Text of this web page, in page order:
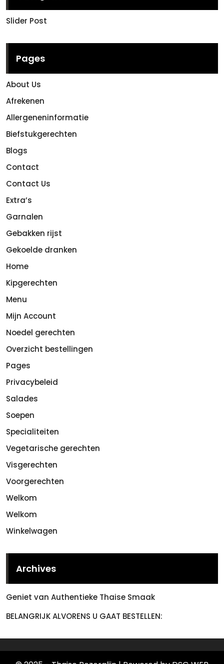
Slider Post
Pages
About Us
Afrekenen
Allergeneninformatie
Biefstukgerechten
Blogs
Contact
Contact Us
Extra’s
Garnalen
Gebakken rijst
Gekoelde dranken
Home
Kipgerechten
Menu
Mijn Account
Noedel gerechten
Overzicht bestellingen
Pages
Privacybeleid
Salades
Soepen
Specialiteiten
Vegetarische gerechten
Visgerechten
Voorgerechten
Welkom
Welkom
Winkelwagen
Archives
Geniet van Authentieke Thaise Smaak
BELANGRIJK ALVORENS U GAAT BESTELLEN: